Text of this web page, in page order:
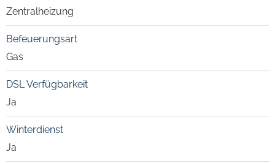
Zentralheizung
Befeuerungsart
Gas
DSL Verfügbarkeit
Ja
Winterdienst
Ja